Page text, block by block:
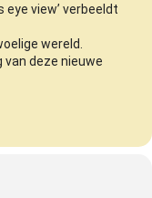
eye view’ verbeeldt
wereld.
van deze nieuwe